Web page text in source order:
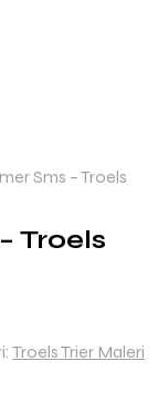
Sms – Troels
Troels
Troels Trier Maleri